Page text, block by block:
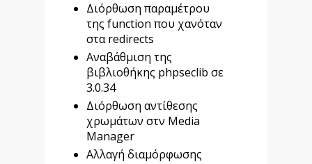
Διόρθωση παραμέτρου
της function που χανόταν
στα redirects
Αναβάθμιση της
βιβλιοθήκης phpseclib σε
3.0.34
Διόρθωση αντίθεσης
χρωμάτων στν Media
Manager
Αλλαγή διαμόρφωσης